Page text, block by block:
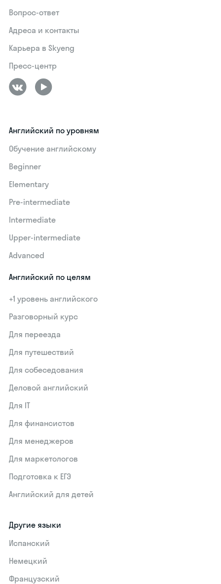
Вопрос-ответ
Адреса и контакты
Карьера в Skyeng
Пресс-центр
Английский по уровням
Обучение английскому
Beginner
Elementary
Pre-intermediate
Intermediate
Upper-intermediate
Advanced
Английский по целям
+1 уровень английского
Разговорный курс
Для переезда
Для путешествий
Для собеседования
Деловой английский
Для IT
Для финансистов
Для менеджеров
Для маркетологов
Подготовка к ЕГЭ
Английский для детей
Другие языки
Испанский
Немецкий
Французский